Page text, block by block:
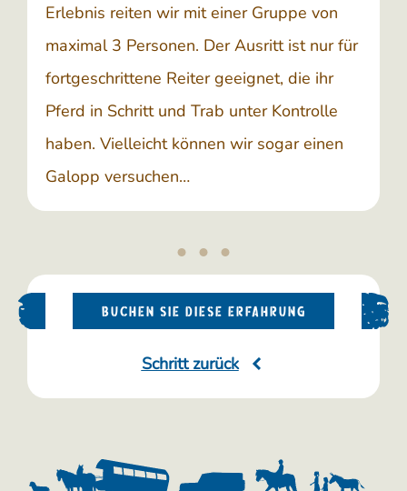
Erlebnis reiten wir mit einer Gruppe von
maximal 3 Personen. Der Ausritt ist nur für
fortgeschrittene Reiter geeignet, die ihr
Pferd in Schritt und Trab unter Kontrolle
haben. Vielleicht können wir sogar einen
Galopp versuchen…
BUCHEN SIE DIESE ERFAHRUNG
Schritt zurück